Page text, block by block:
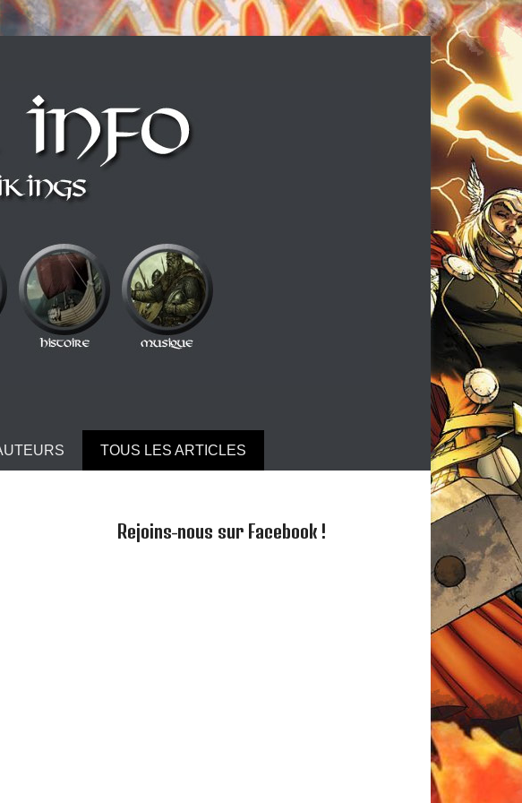
!
redresseur de Thor aux cheveux longs et à la guitare électrique, ce blog est fait pour vous !
TOUS LES ARTICLES
Rejoins-nous sur Facebook !